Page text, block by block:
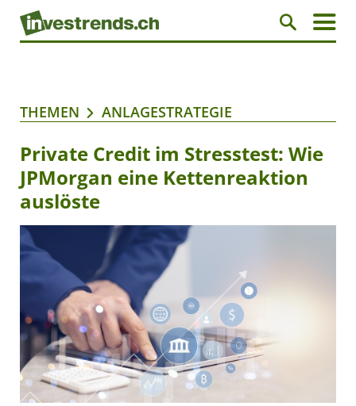
THEMEN ANLAGESTRATEGIE
Private Credit im Stresstest: Wie
JPMorgan eine Kettenreaktion
auslöste